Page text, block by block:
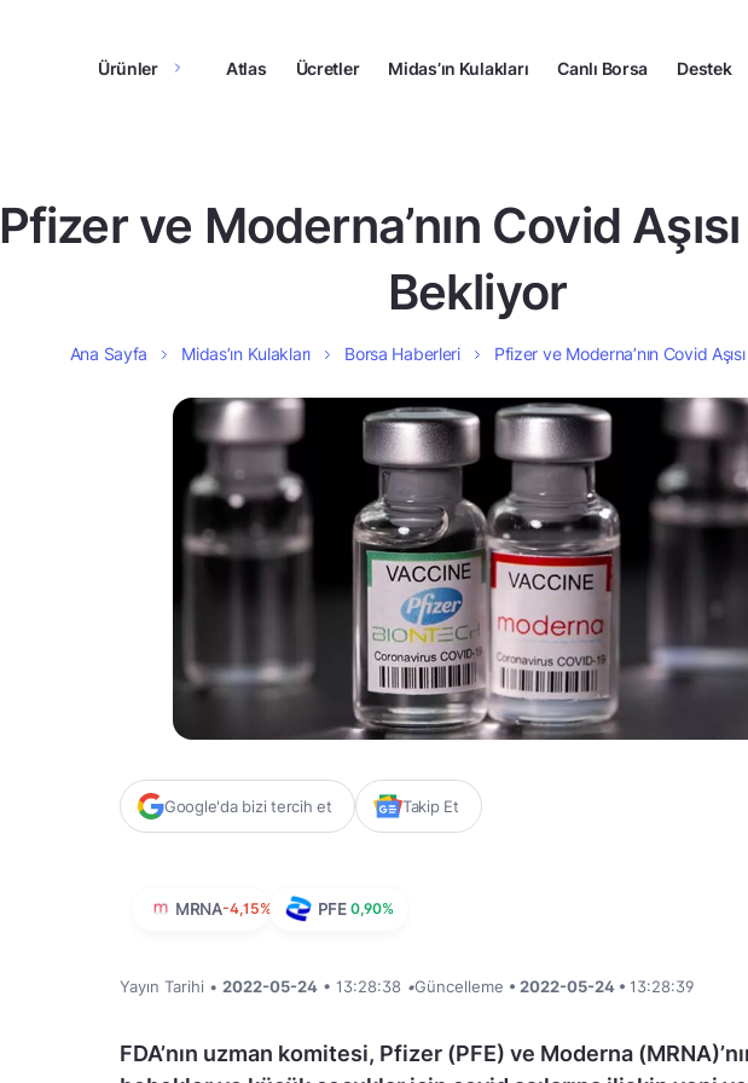
Ürünler Atlas Ücretler Midas’ın Kulakları Canlı Borsa Destek
Pfizer ve Moderna’nın Covid
Bekliyor
Ana Sayfa Midas’ın Kulakları Borsa Haberleri Pfizer ve Moderna’nın Covid
Google'da bizi tercih et Takip Et
MRNA-4,15% PFE 0,90%
Yayın Tarihi • 2022-05-24 • 13:28:38 •Güncelleme • 2022-05-24 • 13:28:39
FDA’nın uzman komitesi, Pfizer (PFE) ve Moderna